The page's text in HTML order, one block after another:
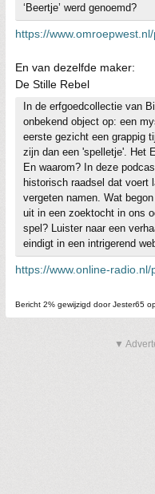
‘Beertje’ werd genoemd?
https://
En van dezelfde maker:
De Stille Rebel
In de erfgoedcollectie van
onbekend object op: een
eerste gezicht een grappig
zijn dan een 'spelletje'. Het
En waarom? In deze
historisch raadsel dat voert
vergeten namen. Wat
uit in een zoektocht in ons
spel? Luister naar een
eindigt in een intrigerend
https://www.online-
Bericht 2% gewijzigd door Jester65
▼